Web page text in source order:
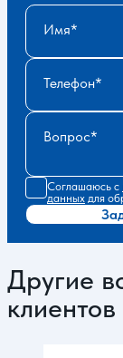
Имя
Телефон
Вопрос
Соглашаюсь с
данных для
Другие
клиентов